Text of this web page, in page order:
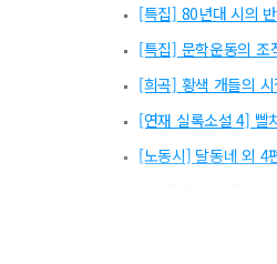
[특집] 80년대 시의
[특집] 문학운동의 조
[희곡] 황색 개들의 시
[연재 실록소설 4] 빨
[노동시] 달동네 외 4